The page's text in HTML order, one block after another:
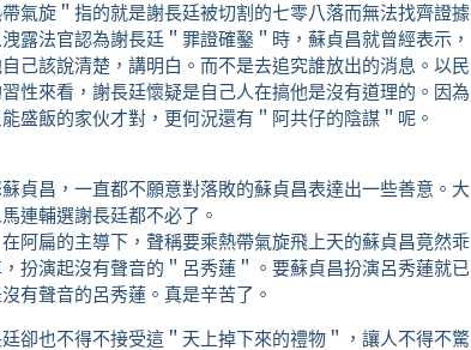
氣旋＂指的就是謝長廷被切割的七零八落而無法找齊證據
露法官認為謝長廷＂罪證確鑿＂時，蘇貞昌就曾經表示，
己該說清楚，講明白。而不是去追究誰放出的消息。以民
性來看，謝長廷懷疑是自己人在搞他是沒有道理的。因為
盛飯的家伙才對，更何況還有＂阿共仔的陰謀＂呢。
貞昌，一直都不願意對落敗的蘇貞昌表達出一些善意。大
連輔選謝長廷都不必了。
阿扁的主導下，聲稱要乘熱帶氣旋飛上天的蘇貞昌竟然乖
扮演起沒有聲音的＂呂秀蓮＂。要蘇貞昌扮演呂秀蓮就已
有聲音的呂秀蓮。真是辛苦了。
卻也不得不接受這＂天上掉下來的禮物＂，讓人不得不驚